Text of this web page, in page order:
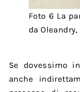
Foto 6 La
da
Se dovessimo
anche